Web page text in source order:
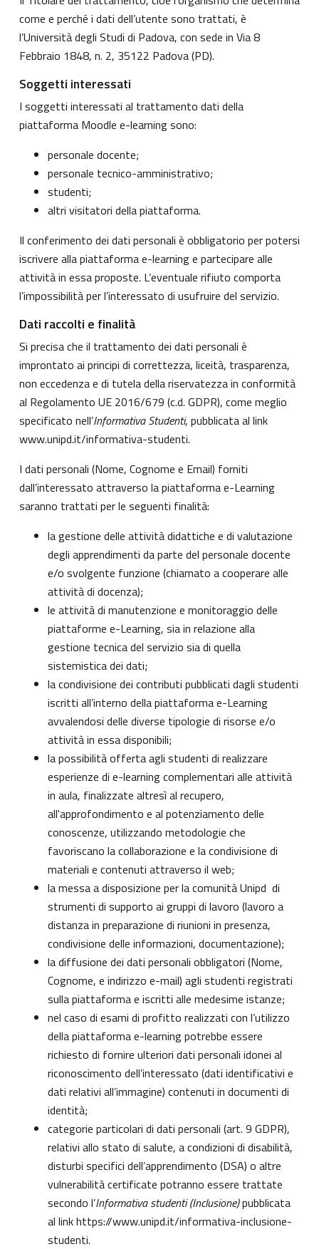
come e perché i dati dell’utente sono trattati, è
l’Università degli Studi di Padova, con sede in Via 8
Febbraio 1848, n. 2, 35122 Padova (PD).
Soggetti interessati
I soggetti interessati al trattamento dati della
piattaforma Moodle e-learning sono:
personale docente;
personale tecnico-amministrativo;
studenti;
altri visitatori della piattaforma.
Il conferimento dei dati personali è obbligatorio per potersi
iscrivere alla piattaforma e-learning e partecipare alle
attività in essa proposte. L’eventuale rifiuto comporta
l’impossibilità per l’interessato di usufruire del servizio.
Dati raccolti e finalità
Si precisa che il trattamento dei dati personali è
improntato ai principi di correttezza, liceità, trasparenza,
non eccedenza e di tutela della riservatezza in conformità
al Regolamento UE 2016/679 (c.d. GDPR), come meglio
specificato nell’Informativa Studenti, pubblicata al link
www.unipd.it/informativa-studenti.
I dati personali (Nome, Cognome e Email) forniti
dall’interessato attraverso la piattaforma e-Learning
saranno trattati per le seguenti finalità:
la gestione delle attività didattiche e di valutazione
degli apprendimenti da parte del personale docente
e/o svolgente funzione (chiamato a cooperare alle
attività di docenza);
le attività di manutenzione e monitoraggio delle
piattaforme e-Learning, sia in relazione alla
gestione tecnica del servizio sia di quella
sistemistica dei dati;
la condivisione dei contributi pubblicati dagli studenti
iscritti all’interno della piattaforma e-Learning
avvalendosi delle diverse tipologie di risorse e/o
attività in essa disponibili;
la possibilità offerta agli studenti di realizzare
esperienze di e-learning complementari alle attività
in aula, finalizzate altresì al recupero,
all'approfondimento e al potenziamento delle
conoscenze, utilizzando metodologie che
favoriscano la collaborazione e la condivisione di
materiali e contenuti attraverso il web;
la messa a disposizione per la comunità Unipd di
strumenti di supporto ai gruppi di lavoro (lavoro a
distanza in preparazione di riunioni in presenza,
condivisione delle informazioni, documentazione);
la diffusione dei dati personali obbligatori (Nome,
Cognome, e indirizzo e-mail) agli studenti registrati
sulla piattaforma e iscritti alle medesime istanze;
nel caso di esami di profitto realizzati con l’utilizzo
della piattaforma e-learning potrebbe essere
richiesto di fornire ulteriori dati personali idonei al
riconoscimento dell’interessato (dati identificativi e
dati relativi all’immagine) contenuti in documenti di
identità;
categorie particolari di dati personali (art. 9 GDPR),
relativi allo stato di salute, a condizioni di disabilità,
disturbi specifici dell’apprendimento (DSA) o altre
vulnerabilità certificate potranno essere trattate
secondo l’Informativa studenti (Inclusione)pubblicata
al linkhttps://www.unipd.it/informativa-inclusione-
studenti.